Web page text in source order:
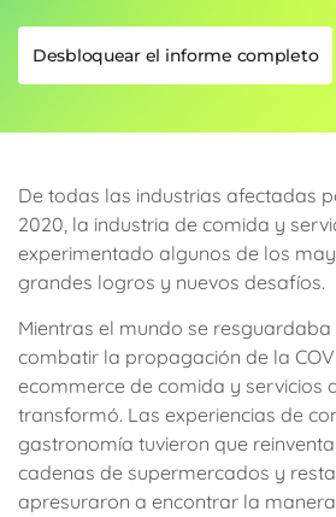
Desbloquear el informe completo
De todas las industrias afectadas
2020, la industria de comida y
experimentado algunos de los
grandes logros y nuevos desafíos.
Mientras el mundo se
combatir la propagación de la
ecommerce de comida y servicios
transformó. Las experiencias de
gastronomía tuvieron que
cadenas de supermercados y
apresuraron a encontrar la